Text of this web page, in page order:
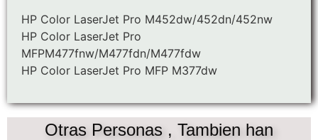
HP Color LaserJet Pro M452dw/452dn/452nw
HP Color LaserJet Pro
MFPM477fnw/M477fdn/M477fdw
HP Color LaserJet Pro MFP M377dw
Otras Personas , Tambien han